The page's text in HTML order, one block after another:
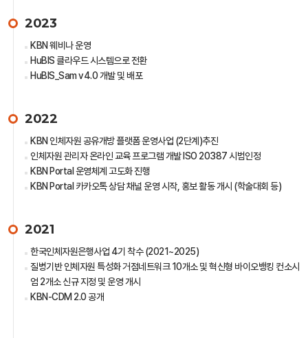
2023
KBN 웨비나 운영
HuBIS 클라우드 시스템으로 전환
HuBIS_Sam v4.0 개발 및 배포
2022
KBN 인체자원 공유개방 플랫폼 운영사업 (2단계)추진
인체자원 관리자 온라인 교육 프로그램 개발 ISO 20387 시범인정
KBN Portal 운영체계 고도화 진행
KBN Portal 카카오톡 상담 채널 운영 시작, 홍보 활동 개시 (학술대회 등)
2021
한국인체자원은행사업 4기 착수 (2021~2025)
질병기반 인체자원 특성화 거점네트워크 10개소 및 혁신형 바이오뱅킹 컨소시
엄 2개소 신규 지정 및 운영 개시
KBN-CDM 2.0 공개